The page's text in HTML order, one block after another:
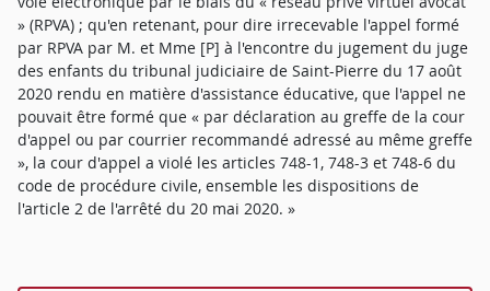
» (RPVA) ; qu'en retenant, pour dire irrecevable l'appel formé
par RPVA par M. et Mme [P] à l'encontre du jugement du juge
des enfants du tribunal judiciaire de Saint-Pierre du 17 août
2020 rendu en matière d'assistance éducative, que l'appel ne
pouvait être formé que « par déclaration au greffe de la cour
d'appel ou par courrier recommandé adressé au même greffe
», la cour d'appel a violé les articles 748-1, 748-3 et 748-6 du
code de procédure civile, ensemble les dispositions de
l'article 2 de l'arrêté du 20 mai 2020. »